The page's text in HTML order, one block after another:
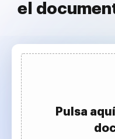
el
Pulsa